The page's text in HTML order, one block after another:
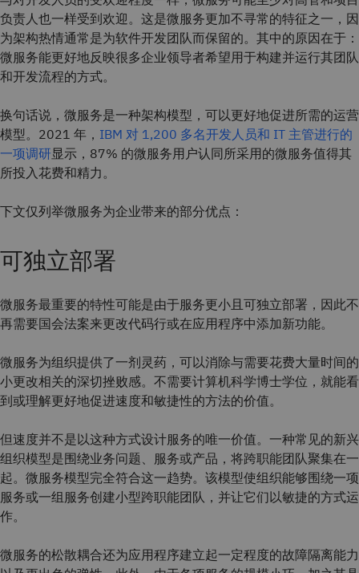
负责人也一样受到欢迎。这是微服务更加不寻常的特征之一，因
为架构热情通常是为软件开发团队而保留的。其中的原因在于：
微服务能更好地反映很多企业领导者希望用于构建并运行其团队
和开发流程的方式。
换句话说，微服务是一种架构模型，可以更好地促进所需的运营
模型。2021 年， IBM 对 1,200 多名开发人员和 IT 主管进行的
一项调研显示，87% 的微服务用户认同所采用的微服务值得其
所投入花费和精力。
下文仅列举微服务为企业带来的部分优点：
可独立部署
微服务最重要的特性可能是由于服务更小且可独立部署，因此不
再需要国会法案来更改代码行或在应用程序中添加新功能。
微服务为组织提供了一剂灵药，可以消除与需要花费大量时间的
小更改相关的深切挫败感。不需要计算机科学博士学位，就能看
到或理解更好地促进速度和敏捷性的方法的价值。
但速度并不是以这种方式设计服务的唯一价值。一种常见的新兴
组织模型是围绕业务问题、服务或产品，将跨职能团队聚集在一
起。微服务模型完全符合这一趋势。该模型使组织能够围绕一项
服务或一组服务创建小型跨职能团队，并让它们以敏捷的方式运
作。
微服务的松散耦合还为应用程序建立起一定程度的故障隔离能力